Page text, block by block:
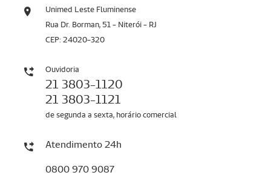
Unimed Leste Fluminense
Rua Dr. Borman, 51 - Niterói - RJ
CEP: 24020-320
Ouvidoria
21 3803-1120
21 3803-1121
de segunda a sexta, horário comercial
Atendimento 24h
0800 970 9087